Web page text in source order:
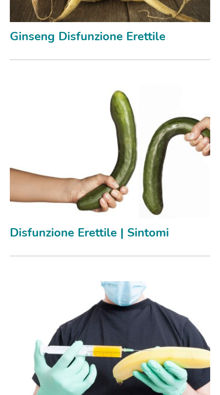
Ginseng Disfunzione Erettile
Disfunzione Erettile | Sintomi